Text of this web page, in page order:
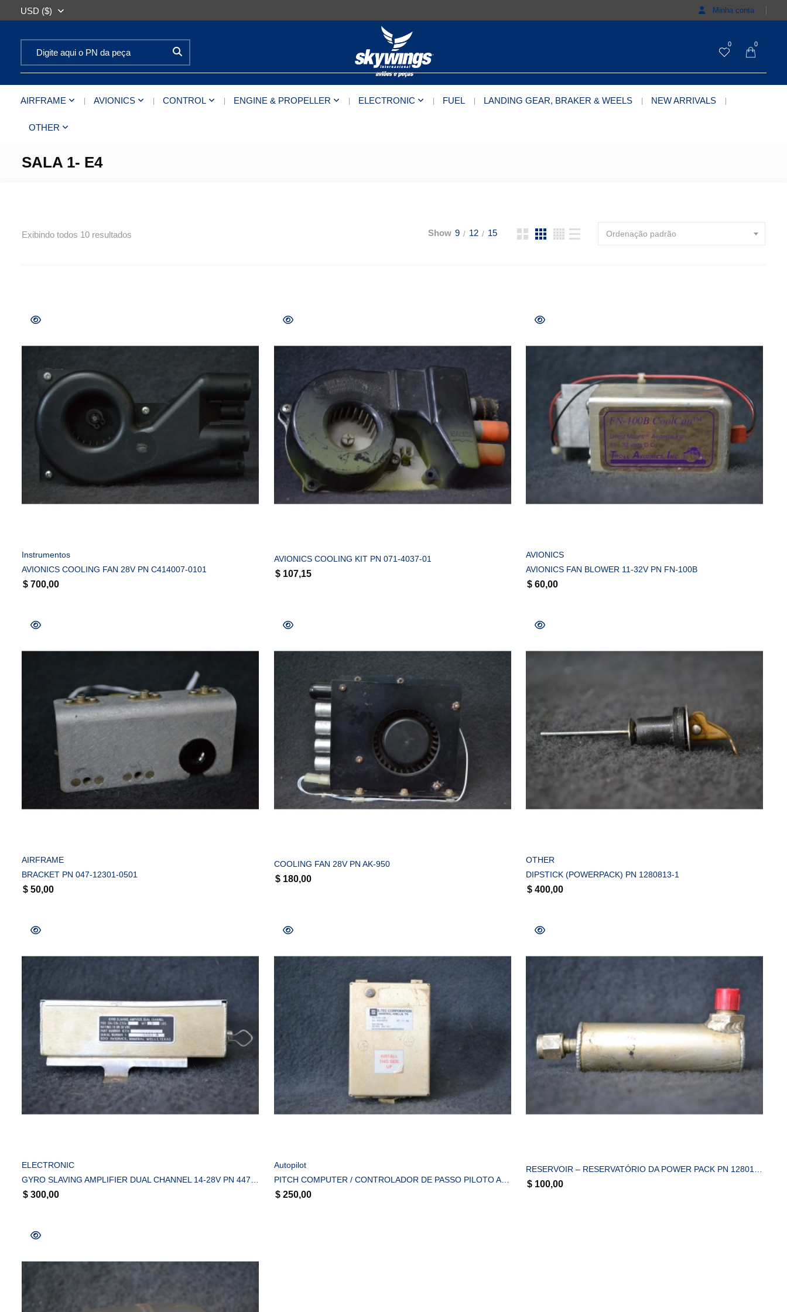
USD ($) Minha conta
0 0
AIRFRAME AVIONICS CONTROL ENGINE & PROPELLER ELECTRONIC FUEL LANDING GEAR, BRAKER & WEELS NEW ARRIVALS
OTHER
SALA 1- E4
Exibindo todos 10 resultados Show 9 12 15 Ordenação padrão
Instrumentos
AVIONICS COOLING FAN 28V PN C414007-0101
$ 700,00
AVIONICS COOLING KIT PN 071-4037-01
$107,15
AVIONICS
AVIONICS FAN BLOWER 11-32V PN FN-100B
$ 60,00
AIRFRAME
BRACKET PN 047-12301-0501
$ 50,00
COOLING FAN 28V PN AK-950
$180,00
OTHER
DIPSTICK (POWERPACK) PN 1280813-1
$ 400,00
ELECTRONIC
GYRO SLAVING AMPLIFIER DUAL CHANNEL 14-28V PN 44720-0001
$ 300,00
Autopilot
PITCH COMPUTER / CONTROLADOR DE PASSO PILOTO AUTOMÁTICO 28V PN 01261-2-28
$250,00
RESERVOIR – RESERVATÓRIO DA POWER PACK PN 1280123-1
$ 100,00